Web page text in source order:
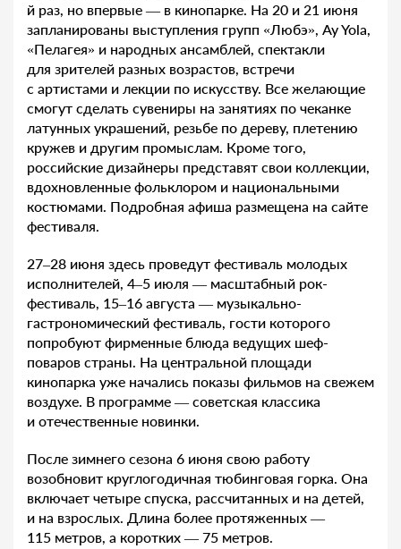
й раз, но впервые — в кинопарке. На 20 и 21 июня
запланированы выступления групп «Любэ», Ay Yola,
«Пелагея» и народных ансамблей, спектакли
для зрителей разных возрастов, встречи
с артистами и лекции по искусству. Все желающие
смогут сделать сувениры на занятиях по чеканке
латунных украшений, резьбе по дереву, плетению
кружев и другим промыслам. Кроме того,
российские дизайнеры представят свои коллекции,
вдохновленные фольклором и национальными
костюмами. Подробная афиша размещена на сайте
фестиваля.
27–28 июня здесь проведут фестиваль молодых
исполнителей, 4–5 июля — масштабный рок-
фестиваль, 15–16 августа — музыкально-
гастрономический фестиваль, гости которого
попробуют фирменные блюда ведущих шеф-
поваров страны. На центральной площади
кинопарка уже начались показы фильмов на свежем
воздухе. В программе — советская классика
и отечественные новинки.
После зимнего сезона 6 июня свою работу
возобновит круглогодичная тюбинговая горка. Она
включает четыре спуска, рассчитанных и на детей,
и на взрослых. Длина более протяженных —
115 метров, а коротких — 75 метров.